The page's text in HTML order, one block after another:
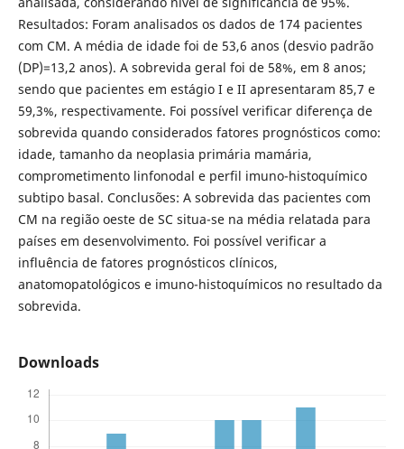
Resultados: Foram analisados os dados de 174 pacientes
com CM. A média de idade foi de 53,6 anos (desvio padrão
(DP)=13,2 anos). A sobrevida geral foi de 58%, em 8 anos;
sendo que pacientes em estágio I e II apresentaram 85,7 e
59,3%, respectivamente. Foi possível verificar diferença de
sobrevida quando considerados fatores prognósticos como:
idade, tamanho da neoplasia primária mamária,
comprometimento linfonodal e perfil imuno-histoquímico
subtipo basal. Conclusões: A sobrevida das pacientes com
CM na região oeste de SC situa-se na média relatada para
países em desenvolvimento. Foi possível verificar a
influência de fatores prognósticos clínicos,
anatomopatológicos e imuno-histoquímicos no resultado da
sobrevida.
Downloads